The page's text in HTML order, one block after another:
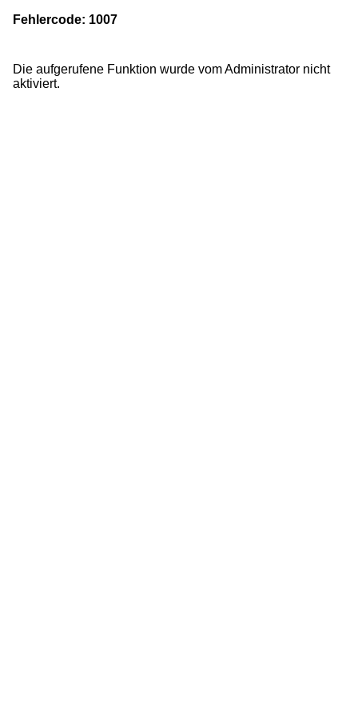
Fehlercode: 1007
Die aufgerufene Funktion wurde vom Administrator nicht
aktiviert.